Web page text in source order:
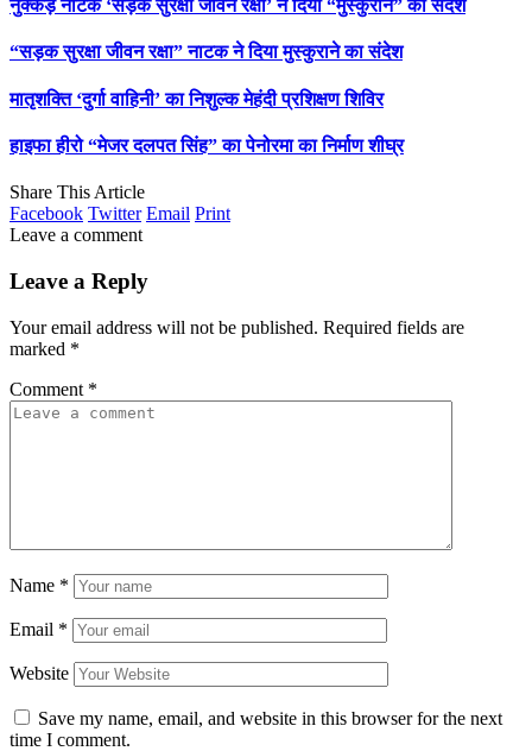
नुक्कड़ नाटक ‘सड़क सुरक्षा जीवन रक्षा’ ने दिया “मुस्कुराने” का संदेश
“सड़क सुरक्षा जीवन रक्षा” नाटक ने दिया मुस्कुराने का संदेश
मातृशक्ति ‘दुर्गा वाहिनी’ का निशुल्क मेहंदी प्रशिक्षण शिविर
हाइफा हीरो “मेजर दलपत सिंह” का पेनोरमा का निर्माण शीघ्र
Share This Article
Facebook Twitter Email Print
Leave a comment
Leave a Reply
Your email address will not be published. Required fields are
marked *
Comment *
Name *
Email *
Website
Save my name, email, and website in this browser for the next
time I comment.